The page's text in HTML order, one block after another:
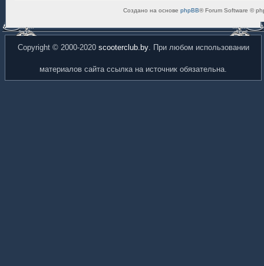
Создано на основе phpBB® Forum Software ©
Copyright © 2000-2020 scooterclub.by. При любом использовании
материалов сайта ссылка на источник обязательна.